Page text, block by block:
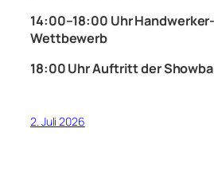
14:00–18:00 Uhr
Wettbewerb
18:00 Uhr Auftritt der
2. Juli 2026